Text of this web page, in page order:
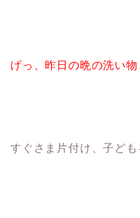
げっ、昨日の晩の洗い
すぐさま片付け、子ども